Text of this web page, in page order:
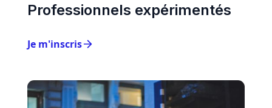
Professionnels expérimentés
Je m'inscris